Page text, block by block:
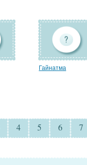
Гайнатма
4 5 6 7